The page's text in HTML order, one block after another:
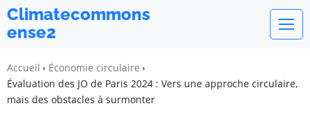
Climatecommons
ense2
Accueil
Économie circulaire
Évaluation des JO de Paris 2024 : Vers une approche circulaire,
mais des obstacles à surmonter